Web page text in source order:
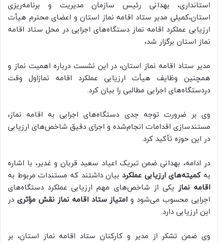
استانداری، بهدانی رئیس سازمان مدیریت و برنامه‌ریزی
استان،کمیلی مدیر ستاد اقامه نماز استان و اعضای محترم هیأت
ارزیابی عملکرد اقامه نماز دستگاه‌های اجرایی در محل ستاد اقامه
نماز استان برگزار شد،
مدیر ستاد اقامه نماز استان، در این نشست درباره اهمیت نماز و
همچنین وظایف هیأت ارزیابی عملکرد اقامه نمازاول وقت
دردستگاه‌های اجرایی مطالبی را بیان کرد.
وی بر ضرورت توجه جدی دستگاه‌های اجرایی به اقامه نماز،
مستندسازی اقدامات انجام‌شده و اجرای دقیق شاخص‌های ارزیابی
در این حوزه تأکید کرد.
در ادامه، بهدانی ضمن تبریک اعیاد سعید قربان و غدیر، با اشاره
بهکمیته‌های ارزیابی عملکرد بیان داشتند که مستندات مربوط به
اقامه نماز یکی از شاخص‌های مهم ارزیابی عملکرد دستگاه‌های
اجرایی محسوب می‌شود و امتیاز ستاد اقامه نماز نقش مؤثری در
این ارزیابی دارد.
وی ضمن تشکر از مدیر و کارکنان ستاد اقامه نماز استان، بر